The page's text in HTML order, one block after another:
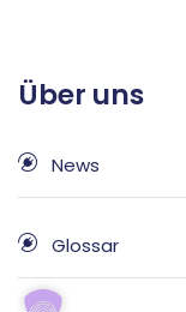
Über uns
News
Glossar